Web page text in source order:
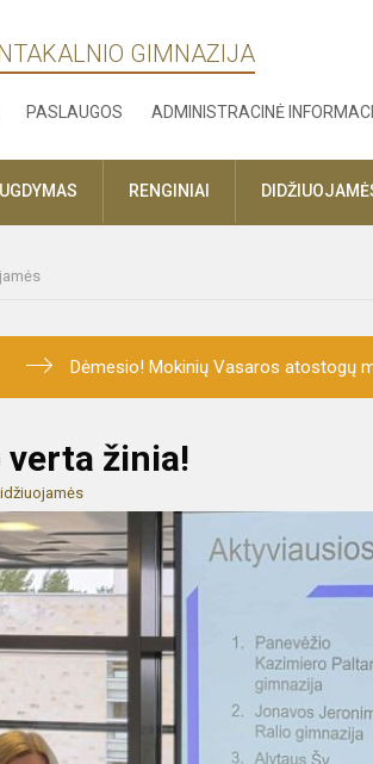
GIMNAZIJA
PASLAUGOS ADMINISTRACINĖ
UGDYMAS RENGINIAI
Dėmesio! Mokinių Vasaros atostogų
verta žinia!